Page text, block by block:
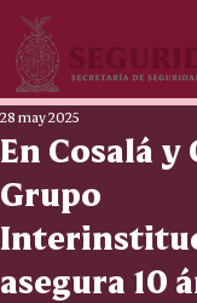
En Cosalá y
Grupo
asegura 10
28 may 2025